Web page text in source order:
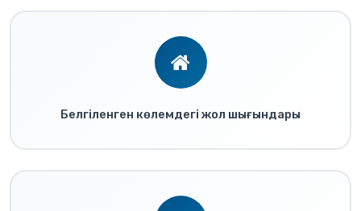
Белгіленген көлемдегі жол шығындары